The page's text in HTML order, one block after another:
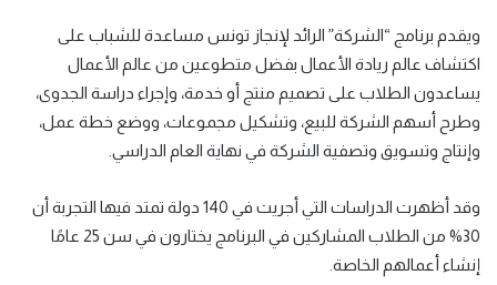
ويقدم برنامج “الشركة” الرائد لإنجاز تونس مساعدة للشباب على
اكتشاف عالم ريادة الأعمال بفضل متطوعين من عالم الأعمال
يساعدون الطلاب على تصميم منتج أو خدمة، وإجراء دراسة الجدوى،
وطرح أسهم الشركة للبيع، وتشكيل مجموعات، ووضع خطة عمل،
وإنتاج وتسويق وتصفية الشركة في نهاية العام الدراسي.
وقد أظهرت الدراسات التي أجريت في 140 دولة تمتد فيها التجربة أن
30% من الطلاب المشاركين في البرنامج يختارون في سن 25 عامًا
إنشاء أعمالهم الخاصة.